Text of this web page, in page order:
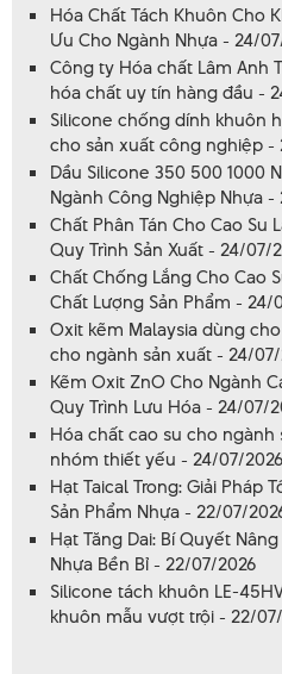
Hóa Chất Tách Khuôn Cho
Ưu Cho Ngành Nhựa - 24/
Công ty Hóa chất Lâm Anh
hóa chất uy tín hàng đầu -
Silicone chống dính khuôn
cho sản xuất công nghiệp -
Dầu Silicone 350 500 1000
Ngành Công Nghiệp Nhựa -
Chất Phân Tán Cho Cao Su
Quy Trình Sản Xuất - 24/07/
Chất Chống Lắng Cho Cao
Chất Lượng Sản Phẩm - 24/
Oxit kẽm Malaysia dùng
cho ngành sản xuất - 24/
Kẽm Oxit ZnO Cho Ngành
Quy Trình Lưu Hóa - 24/07/
Hóa chất cao su cho ngành
nhóm thiết yếu - 24/07/2026
Hạt Taical Trong: Giải Pháp
Sản Phẩm Nhựa - 22/07/
Hạt Tăng Dai: Bí Quyết
Nhựa Bền Bỉ - 22/07/2026
Silicone tách khuôn LE-
khuôn mẫu vượt trội - 22/